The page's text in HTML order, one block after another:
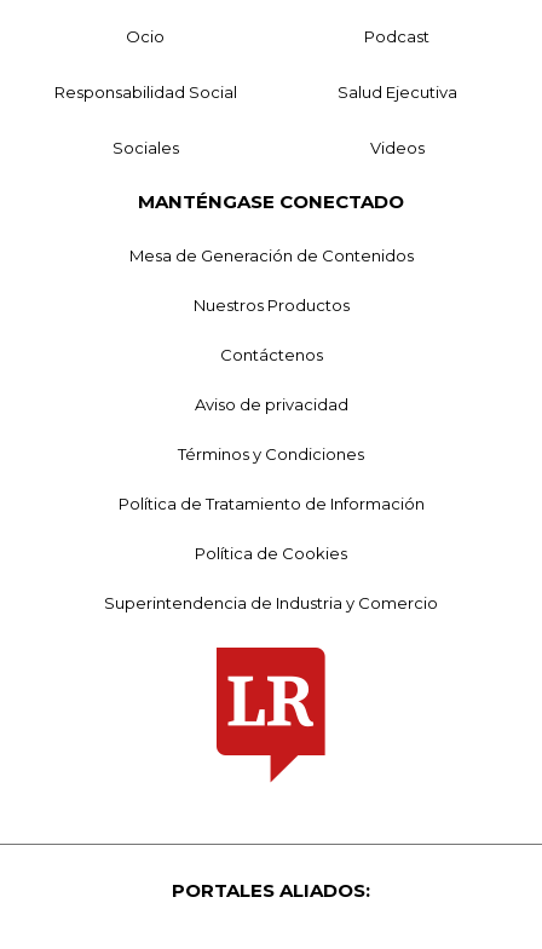
Ocio Podcast
Responsabilidad Social Salud Ejecutiva
Sociales Videos
MANTÉNGASE CONECTADO
Mesa de Generación de Contenidos
Nuestros Productos
Contáctenos
Aviso de privacidad
Términos y Condiciones
Política de Tratamiento de Información
Política de Cookies
Superintendencia de Industria y Comercio
PORTALES ALIADOS: